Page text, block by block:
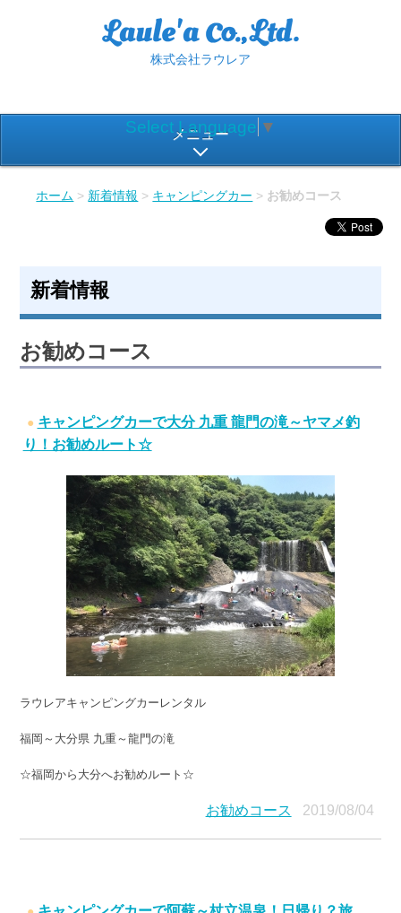
株式会社ラウレア
Select Language ▼
メニュー
ホーム > 新着情報 > キャンピングカー > お勧めコース
新着情報
お勧めコース
キャンピングカーで大分 九重 龍門の滝～ヤマメ釣
り！お勧めルート☆
ラウレアキャンピングカーレンタル
福岡～大分県 九重～龍門の滝
☆福岡から大分へお勧めルート☆
お勧めコース 2019/08/04